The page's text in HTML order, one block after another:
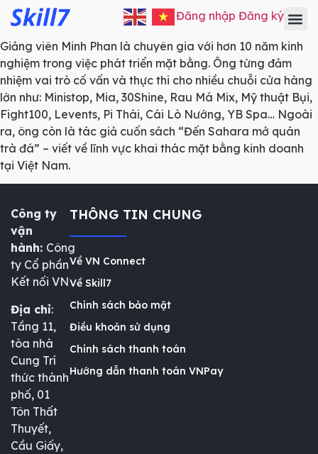
Đăng nhập Đăng ký
Giảng viên Minh Phan là chuyên gia với hơn 10 năm kinh
nghiệm trong việc phát triển mặt bằng. Ông từng đảm
nhiệm vai trò cố vấn và thực thi cho nhiều chuỗi cửa hàng
lớn như: Ministop, Mia, 30Shine, Rau Má Mix, Mỹ thuật Bụi,
Fight100, Levents, Pi Thái, Cái Lò Nướng, YB Spa… Ngoài
ra, ông còn là tác giả cuốn sách “Đến Sahara mở quán
trà đá” – viết về lĩnh vực khai thác mặt bằng kinh doanh
tại Việt Nam.
Công ty
vận
hành: Công
ty Cổ phần
Kết nối VN
Địa chỉ:
Tầng 11,
tòa nhà
Cung Trí
thức thành
phố, 01
Tôn Thất
Thuyết,
Cầu Giấy,
THÔNG TIN CHUNG
Về VN Connect
Về Skill7
Chính sách bảo mật
Điều khoản sử dụng
Chính sách thanh toán
Hướng dẫn thanh toán VNPay